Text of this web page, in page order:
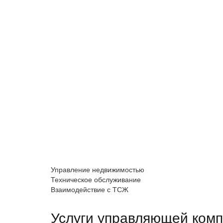
Управление недвижимостью
Техническое обслуживание
Взаимодействие с ТСЖ
Услуги управляющей